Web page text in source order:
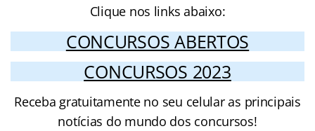
Clique nos links abaixo:
CONCURSOS ABERTOS
CONCURSOS 2023
Receba gratuitamente no seu celular as principais
notícias do mundo dos concursos!